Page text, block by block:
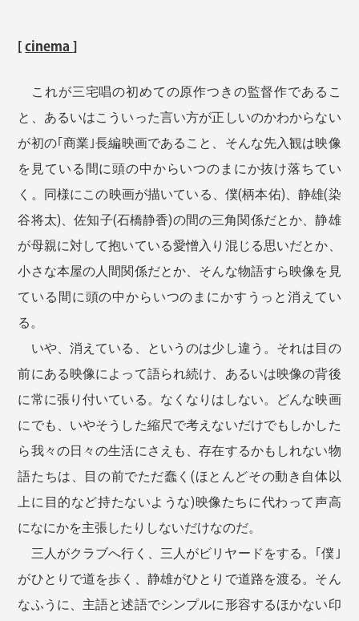
[cinema]
これが三宅唱の初めての原作つきの監督作であるこ
と、あるいはこういった言い方が正しいのかわからない
が初の｢商業｣長編映画であること、そんな先入観は映像
を見ている間に頭の中からいつのまにか抜け落ちてい
く。同様にこの映画が描いている、僕(柄本佑)、静雄(染
谷将太)、佐知子(石橋静香)の間の三角関係だとか、静雄
が母親に対して抱いている愛憎入り混じる思いだとか、
小さな本屋の人間関係だとか、そんな物語すら映像を見
ている間に頭の中からいつのまにかすうっと消えてい
る。
いや、消えている、というのは少し違う。それは目の
前にある映像によって語られ続け、あるいは映像の背後
に常に張り付いている。なくなりはしない。どんな映画
にでも、いやそうした縮尺で考えないだけでもしかした
ら我々の日々の生活にさえも、存在するかもしれない物
語たちは、目の前でただ蠢く(ほとんどその動き自体以
上に目的など持たないような)映像たちに代わって声高
になにかを主張したりしないだけなのだ。
三人がクラブへ行く、三人がビリヤードをする。｢僕｣
がひとりで道を歩く、静雄がひとりで道路を渡る。そん
なふうに、主語と述語でシンプルに形容するほかない印